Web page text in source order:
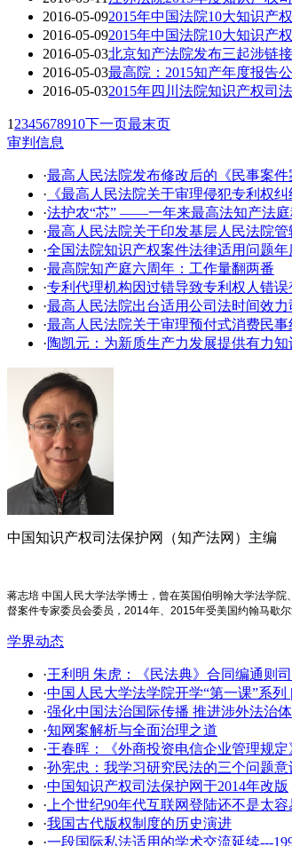
2016-05-092015年中国法院10大知识产
2016-05-092015年中国法院10大知识产
2016-05-03北京知产法院发布三起涉链
2016-05-03最高院：2015知产年度报告
2016-05-032015年四川法院知识产权司
1 2345678910下一页最末页
审判信息
·最高人民法院发布修改后的《民事案件
· 《最高人民法院关于审理侵犯专利权
·法护农“芯” ——一年来最高法知产法
·最高人民法院关于印发基层人民法院
·全国法院知识产权案件法律适用问题年
·最高院知产庭六周年：工作量翻两番
·专利代理机构因过错导致专利权人错
·最高人民法院出台适用公司法时间效力
·最高人民法院关于审理预付式消费民
·陶凯元：为新质生产力发展提供有力
中国知识产权司法保护网（知产法网）主编
蒋志培 中国人民大学法学博士，曾在英国伯明翰大学法学
督案件专家委员会委员，2014年、2015年受美国约翰马歇
学界动态
·王利明 朱虎：《民法典》合同编通则
·中国人民大学法学院开学​“第一课”系
·强化中国法治国际传播 推进涉外法治
·知网案解析与全面治理之道
·王春晖：《外商投资电信企业管理规
·孙宪忠：我学习研究民法的三个问题意
·中国知识产权司法保护网于2014年改版
· 上个世纪90年代互联网登陆还不是太
·我国古代版权制度的历史演进
·一段国际私法适用的学术交流延续---